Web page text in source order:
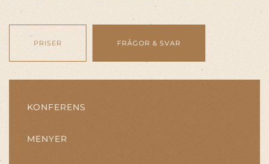
PRISER FRÅGOR & SVAR
KONFERENS
MENYER